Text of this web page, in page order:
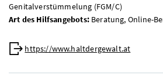
Genitalverstümmelung (FGM/C)
Art des Hilfsangebots:Beratung, Online-
https://www.haltdergewalt.at